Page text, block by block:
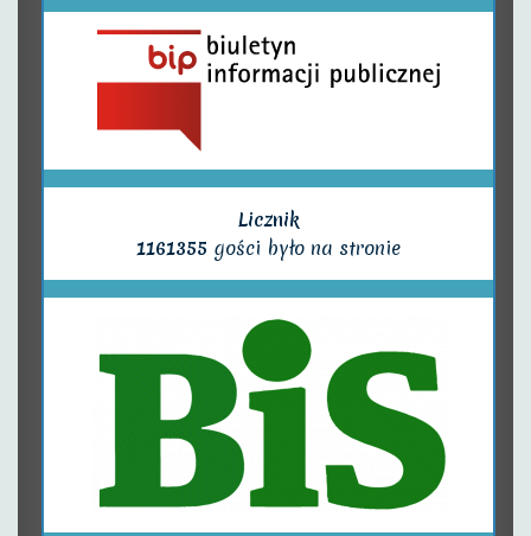
Licznik
1161355 gości było na stronie